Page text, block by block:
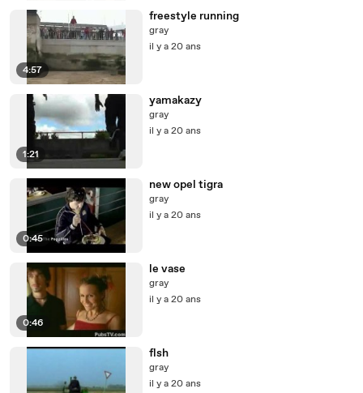
4:57
freestyle running
gray
il y a 20 ans
1:21
yamakazy
gray
il y a 20 ans
0:45
new opel tigra
gray
il y a 20 ans
0:46
le vase
gray
il y a 20 ans
flsh
gray
il y a 20 ans